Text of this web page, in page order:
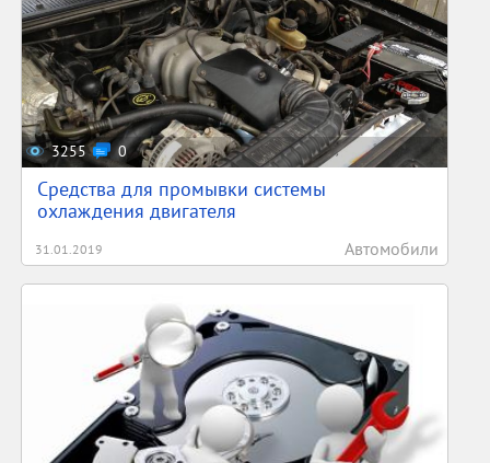
3255 0
Средства для промывки системы
охлаждения двигателя
31.01.2019 Автомобили